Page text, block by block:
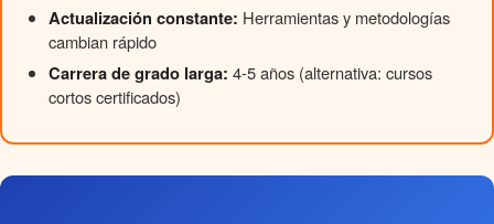
Actualización constante: Herramientas y metodologías
cambian rápido
Carrera de grado larga: 4-5 años (alternativa: cursos
cortos certificados)